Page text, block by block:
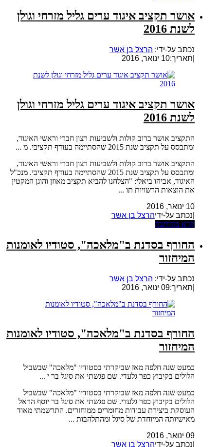
אושר תקציב איגוד ערים גליל מזרחי וגולן
לשנת 2016
נכתב על-ידי: הרצל בן אשר
תאריך:10 ינואר, 2016
אושר תקציב איגוד ערים גליל מזרחי וגולן
לשנת 2016
התקציב אושר ברוב קולות ולשביעות רצון חברי וראשי האיגוד,
ומתבסס על תקציב שנת 2015 שהסתיימה בעודף תקציבי. מ ...
התקציב אושר ברוב קולות ולשביעות רצון חברי וראשי האיגוד,
ומתבסס על תקציב שנת 2015 שהסתיימה בעודף תקציבי. מנכ"ל
האיגוד, אביהו ביאלי: "הצלחנו להביא תקציב מאוזן והוגן המקטין
את הוצאות הרשויות תו ...
10 ינואר, 2016
|נכתב על-ידיהרצל בן אשר
קרא בהרחבה
החורף בסדנת ב"מלאכה", סטודיו לאומנות
המיחזור
נכתב על-ידי: הרצל בן אשר
תאריך:09 ינואר, 2016
החורף בסדנת ב"מלאכה", סטודיו לאומנות
המיחזור
כמעט שנה חלפה מאז שביקרתי בסטודיו "מלאכה" שבשביל
הלולים בקיבוץ כפר גלעדי. שם פגשתי את סיגל בר י ...
כמעט שנה חלפה מאז שביקרתי בסטודיו "מלאכה" שבשביל
הלולים בקיבוץ כפר גלעדי. שם פגשתי את סיגל בר יוסף הראל
העוסקת ביצירת עבודות מחומרים ממוחזרים. התרשמתי מאוד
מאישיותה המיוחדת של סיגל ומהתלהבות ...
09 ינואר, 2016
|נכתב על-ידיהרצל בן אשר